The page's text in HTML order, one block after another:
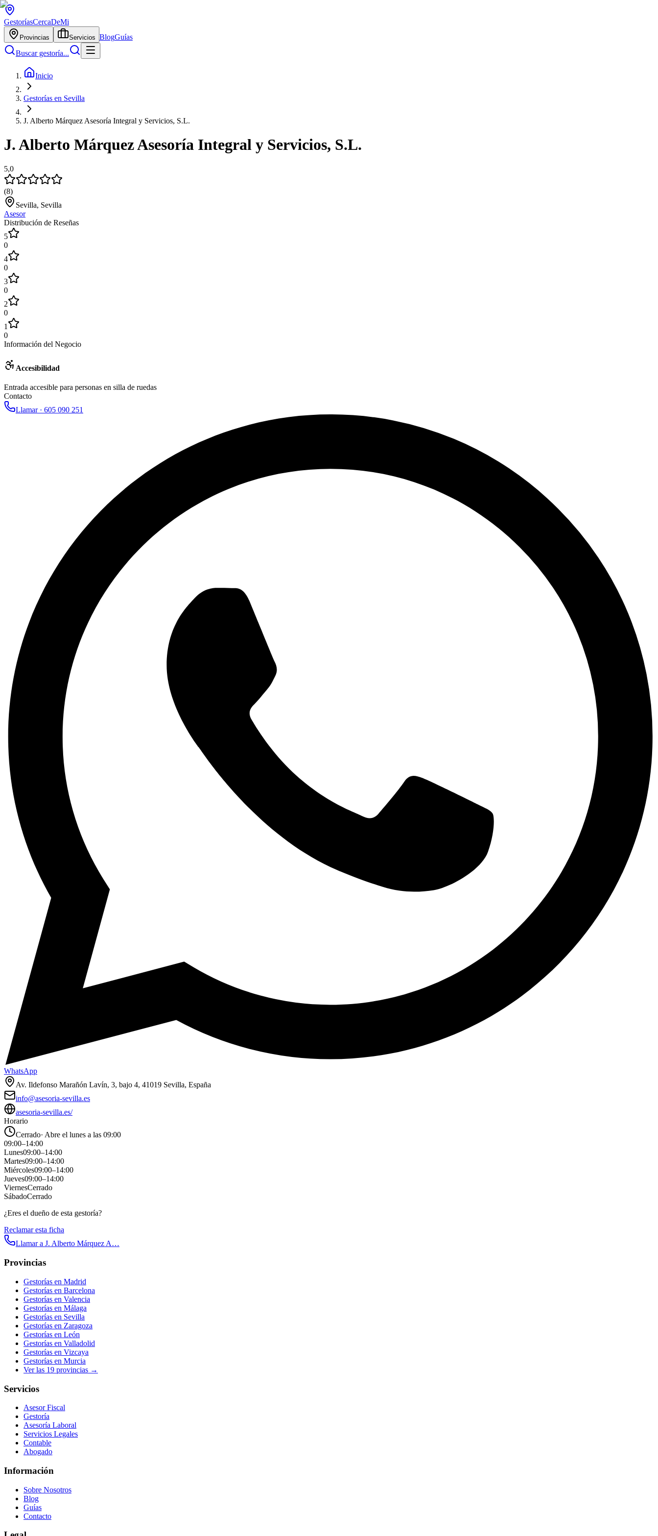
GestoríasCercaDeMi
Provincias Servicios BlogGuías
Buscar gestoría...
Inicio
Gestorías en Sevilla
J. Alberto Márquez Asesoría Integral y Servicios, S.L.
J. Alberto Márquez Asesoría Integral y Servicios, S.L.
5,0
(8)
Sevilla, Sevilla
Asesor
Distribución de Reseñas
5
0
4
0
3
0
2
0
1
0
Información del Negocio
Accesibilidad
Entrada accesible para personas en silla de ruedas
Contacto
Llamar · 605 090 251
WhatsApp
Av. Ildefonso Marañón Lavín, 3, bajo 4, 41019 Sevilla, España
info@asesoria-sevilla.es
asesoria-sevilla.es/
Horario
Cerrado· Abre el lunes a las 09:00
09:00–14:00
Lunes09:00–14:00
Martes09:00–14:00
Miércoles09:00–14:00
Jueves09:00–14:00
ViernesCerrado
SábadoCerrado
¿Eres el dueño de esta gestoría?
Reclamar esta ficha
Llamar a J. Alberto Márquez A…
Provincias
Gestorías en Madrid
Gestorías en Barcelona
Gestorías en Valencia
Gestorías en Málaga
Gestorías en Sevilla
Gestorías en Zaragoza
Gestorías en León
Gestorías en Valladolid
Gestorías en Vizcaya
Gestorías en Murcia
Ver las 19 provincias →
Servicios
Asesor Fiscal
Gestoría
Asesoría Laboral
Servicios Legales
Contable
Abogado
Información
Sobre Nosotros
Blog
Guías
Contacto